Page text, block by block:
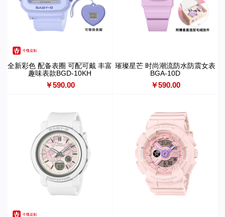
全新彩色 配备表圈 可配可戴 丰富
趣味表款BGD-10KH
￥590.00
璀璨星芒 时尚潮流防水防震女表
BGA-10D
￥590.00